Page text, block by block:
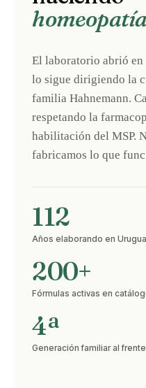
El laboratorio abrió
lo sigue dirigiendo la
familia Hahnemann.
respetando la
habilitación del MSP.
fabricamos lo que
112
Años elaborando en
200+
Fórmulas activas en
4ª
Generación familiar al frente